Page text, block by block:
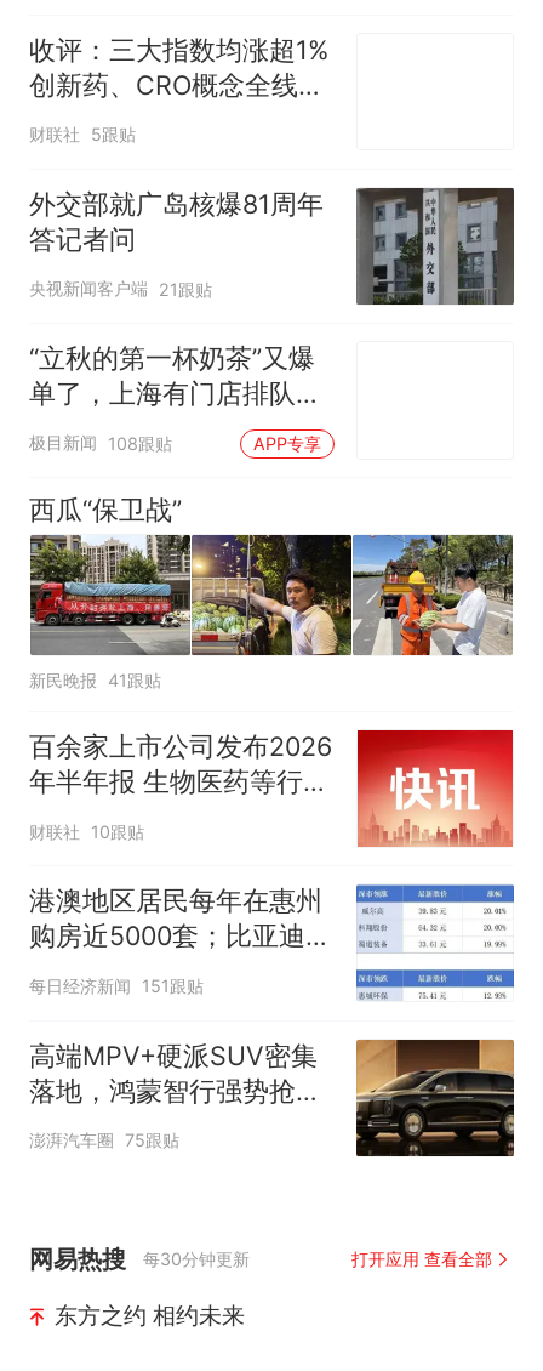
收评：三大指数均涨超1%
创新药、CRO概念全线走
强
财联社 5跟贴
外交部就广岛核爆81周年
答记者问
央视新闻客户端 21跟贴
“立秋的第一杯奶茶”又爆
单了，上海有门店排队超
500杯，店员：今天奶茶
店都很忙，要等2个多小
时
极目新闻 108跟贴 APP专享
西瓜“保卫战”
新民晚报 41跟贴
百余家上市公司发布2026
年半年报 生物医药等行业
现亮点
财联社 10跟贴
港澳地区居民每年在惠州
购房近5000套；比亚迪销
量跻身全球车企第六丨大
每日经济新闻 151跟贴
高端MPV+硬派SUV密集
落地，鸿蒙智行强势抢占
自主高端市场制高点
澎湃汽车圈 75跟贴
网易热搜 每30分钟更新 打开应用 查看全部
东方之约 相约未来